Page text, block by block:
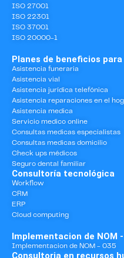
ISO 27001
ISO 22301
ISO 37001
ISO 20000-1
Planes de beneficios
Asistencia funeraria
Asistencia vial
Asistencia jurídica telefónica
Asistencia reparaciones en el
Asistencia medica
Servicio medico online
Consultas medicas especialistas
Consultas medicas domicilio
Check ups médicos
Seguro dental familiar
Consultoría tecnológica
Workflow
CRM
ERP
Cloud computing
Implementacion de NOM
Implementacion de NOM - 035
Consultoria en recursos